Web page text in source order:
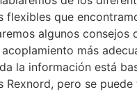
flexibles que
algunos consejos
más
la información está
Rexnord, pero se puede